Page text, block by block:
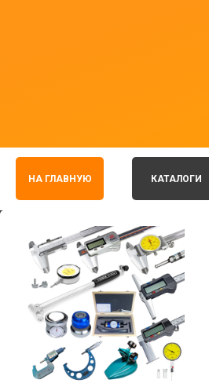
НА ГЛАВНУЮ КАТАЛОГИ